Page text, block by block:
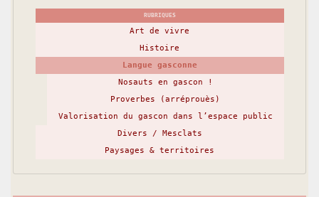
RUBRIQUES
Art de vivre
Histoire
Langue gasconne
Nosauts en gascon !
Proverbes (arréprouès)
Valorisation du gascon dans l’espace public
Divers / Mesclats
Paysages & territoires